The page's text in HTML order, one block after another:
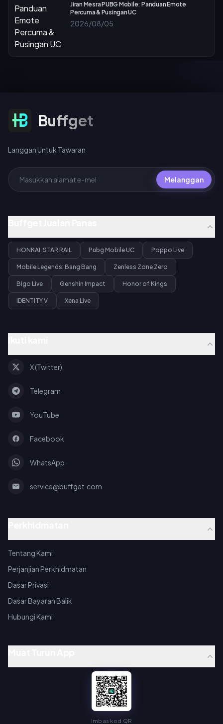
Jiran Mesra PUBG Mobile: Panduan Emote
Percuma & Pusingan UC
2026/08/05
Langgan Untuk Tawaran
Buffget
Langgan Untuk Tawaran
Melanggan
HONKAI: STAR RAIL Pubg Mobile UC Poppo Live
Mobile Legends: Bang Bang Zenless Zone Zero
Bigo Live Genshin Impact Honor of Kings
IDENTITY V Xena Live
X (Twitter)
Telegram
YouTube
Facebook
WhatsApp
service@buffget.com
Tentang Kami
Perjanjian Perkhidmatan
Dasar Privasi
Dasar Bayaran Balik
Hubungi Kami
Imbas kod QR